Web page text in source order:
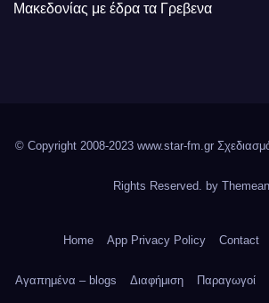
Μακεδονίας με έδρα τα Γρεβενα
© Copyright 2008-2023 www.star-fm.gr
Rights Reserved. by
Home App Privacy Policy Contact
Αγαπημένα – blogs Διαφήμιση Παραγωγοί